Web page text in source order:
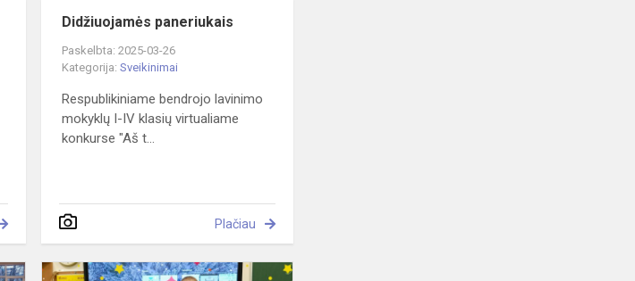
Didžiuojamės paneriukais
Paskelbta: 2025-03-26
Kategorija:Sveikinimai
Respublikiniame bendrojo lavinimo
mokyklų I-IV klasių virtualiame
konkurse "Aš t...
Plačiau
Su
Širdelėje